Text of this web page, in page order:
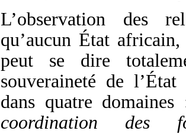
L’observation des
qu’aucun État
peut se dire
souveraineté de
dans quatre
coordination des